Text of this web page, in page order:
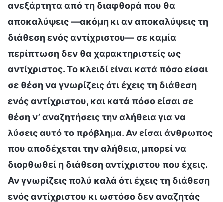
ανεξάρτητα από τη διαφθορά που θα
αποκαλύψεις —ακόμη κι αν αποκαλύψεις τη
διάθεση ενός αντίχριστου— σε καμία
περίπτωση δεν θα χαρακτηριστείς ως
αντίχριστος. Το κλειδί είναι κατά πόσο είσαι
σε θέση να γνωρίζεις ότι έχεις τη διάθεση
ενός αντίχριστου, και κατά πόσο είσαι σε
θέση ν’ αναζητήσεις την αλήθεια για να
λύσεις αυτό το πρόβλημα. Αν είσαι άνθρωπος
που αποδέχεται την αλήθεια, μπορεί να
διορθωθεί η διάθεση αντίχριστου που έχεις.
Αν γνωρίζεις πολύ καλά ότι έχεις τη διάθεση
ενός αντίχριστου κι ωστόσο δεν αναζητάς